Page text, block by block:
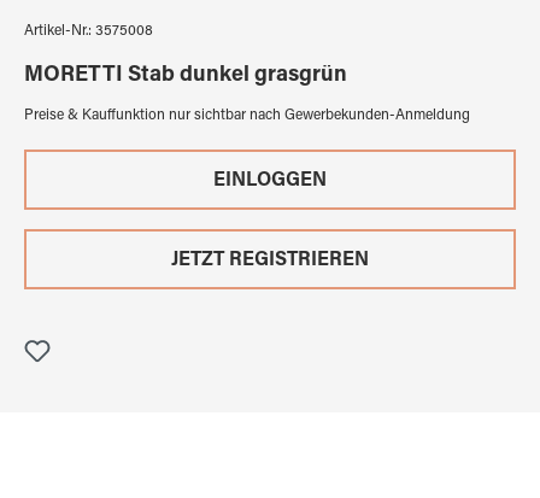
Artikel-Nr.: 3575008
MORETTI Stab dunkel grasgrün
Preise & Kauffunktion nur sichtbar nach Gewerbekunden-Anmeldung
EINLOGGEN
JETZT REGISTRIEREN